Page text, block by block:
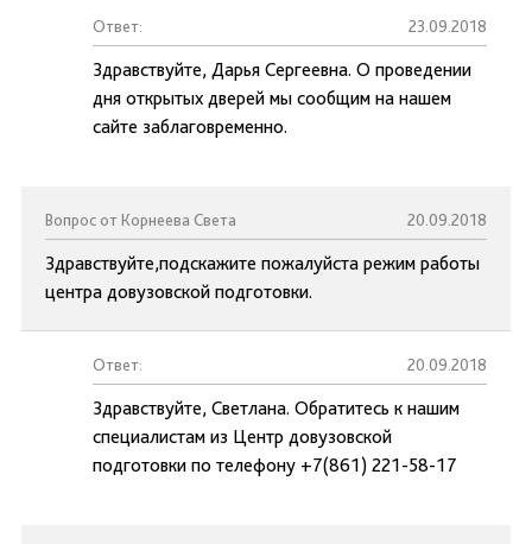
Ответ: 23.09.2018
Здравствуйте, Дарья Сергеевна. О проведении
дня открытых дверей мы сообщим на нашем
сайте заблаговременно.
Вопрос от Корнеева Света 20.09.2018
Здравствуйте,подскажите пожалуйста режим работы
центра довузовской подготовки.
Ответ: 20.09.2018
Здравствуйте, Светлана. Обратитесь к нашим
специалистам из Центр довузовской
подготовки по телефону +7(861) 221-58-17